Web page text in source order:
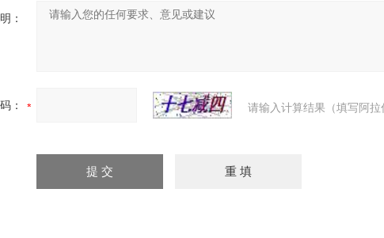
：
： 请输入计算结果（填写阿